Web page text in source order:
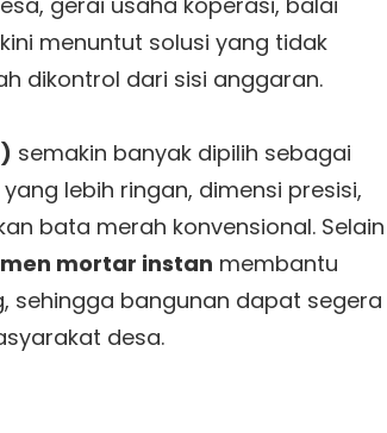
menuntut solusi yang tidak
dikontrol dari sisi anggaran.
semakin banyak dipilih sebagai
lebih ringan, dimensi presisi,
bata merah konvensional. Selain
mortar instan membantu
sehingga bangunan dapat segera
desa.